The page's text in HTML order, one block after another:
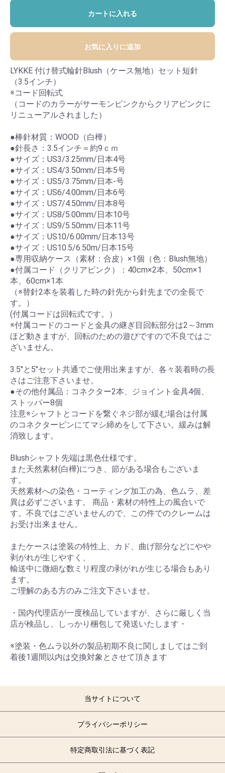
カートに入れる
お気に入りに追加
LYKKE 付け替式輪針Blush（ケース無地）セット短針
（3.5インチ）
※コード回転式
（コードのカラーがサーモンピンクからクリアピンクに
リニューアルされました）
●棒針材質：WOOD（白樺）
●針長さ：3.5インチ＝約9ｃｍ
●サイズ：US3/3.25mm/日本4号
●サイズ：US4/3.50mm/日本5号
●サイズ：US5/3.75mm/日本-号
●サイズ：US6/4.00mm/日本6号
●サイズ：US7/4.50mm/日本8号
●サイズ：US8/5.00mm/日本10号
●サイズ：US9/5.50mm/日本11号
●サイズ：US10/6.00mm/日本13号
●サイズ：US10.5/6.50m/日本15号
●専用収納ケース（素材：合皮）×1個（色：Blush無地）
●付属コード（クリアピンク）：40cm×2本、50cm×1
本、60cm×1本
（※替針2本を装着した時の針先から針先までの全長で
す。）
(付属コードは回転式です。）
※付属コードのコードと金具の継ぎ目回転部分は2～3mm
ほど動きますが、回転のための遊びですので不良ではご
ざいません。
3.5"と5"セット共通でご使用出来ますが、各々装着時の長
さはご注意下さいませ。
●その他付属品：コネクター2本、ジョイント金具4個、
ストッパー8個
注意※シャフトとコードを繋ぐネジ部が緩む場合は付属
のコネクターピンにてマシ締めをして下さい。緩みは解
消致します。
Blushシャフト先端は黒色仕様です。
また天然素材(白樺)につき、節がある場合もございま
す。
天然素材への染色・コーティング加工の為、色ムラ、差
異は必ずございます。 商品・素材の特性上の風合いで
す。不良ではございませんので、この件でのクレームは
お受け出来ません。
またケースは塗装の特性上、カド、曲げ部分などにやや
剥がれが生じやすく、
輸送中に微細な数ミリ程度の剥がれが生じる場合もあり
ます。
ご理解のある方のみご注文下さいませ。
・国内代理店が一度検品していますが、さらに厳しく当
店が検品し、しっかり梱包して発送いたします・
※塗装・色ムラ以外の製品初期不良に関しましてはご到
着後1週間以内は交換対象とさせて頂きます
当サイトについて
プライバシーポリシー
特定商取引法に基づく表記